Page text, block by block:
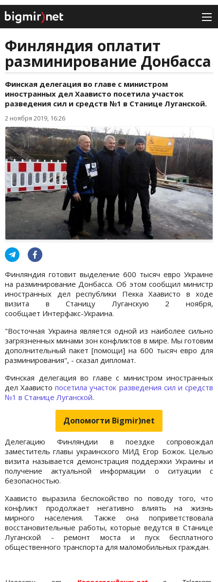
Финляндия оплатит
разминирование Донбасса
Финская делегация во главе с министром
иностранных дел Хаависто посетила участок
разведения сил и средств №1 в Станице Луганской.
2 ноября 2019, 16:26
Финляндия готовит выделение 600 тысяч евро Украине
на разминирование Донбасса. Об этом сообщил министр
иностранных дел республики Пекка Хаависто в ходе
визита в Станицу Луганскую 2 ноября,
сообщает Интерфакс-Украина.
"Восточная Украина является одной из наиболее сильно
загрязненных минами зон конфликтов в мире. Мы готовим
дополнительный пакет [помощи] на 600 тысяч евро для
разминирования", - сказал дипломат.
Финская делегация во главе с министром иностранных
дел Хаавистопосетила участок разведения сил и средств
№1 в Станице Луганской.
Допомогти Bigmir)net
Делегацию Финляндии в поездке сопровождал
заместитель главы украинского МИД Егор Божок. Целью
визита называется демонстрация поддержки Украины и
получение актуальной информации о ситуации с
безопасностью.
Хаависто выразила беспокойство по поводу того, что
конфликт продолжает негативно влиять на жизнь
мирного населения. Также она поприветствовала
восстановительные работы, которые ведутся в Станице
Луганской - ремонт моста и пуск бесплатного
общественного транспорта для маломобильных граждан.